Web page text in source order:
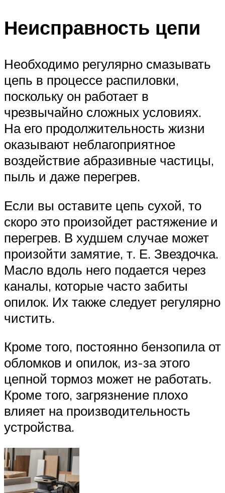
Неисправность цепи
Необходимо регулярно смазывать
цепь в процессе распиловки,
поскольку он работает в
чрезвычайно сложных условиях.
На его продолжительность жизни
оказывают неблагоприятное
воздействие абразивные частицы,
пыль и даже перегрев.
Если вы оставите цепь сухой, то
скоро это произойдет растяжение и
перегрев. В худшем случае может
произойти замятие, т. Е. Звездочка.
Масло вдоль него подается через
каналы, которые часто забиты
опилок. Их также следует регулярно
чистить.
Кроме того, постоянно бензопила от
обломков и опилок, из-за этого
цепной тормоз может не работать.
Кроме того, загрязнение плохо
влияет на производительность
устройства.